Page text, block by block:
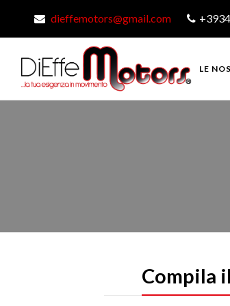
dieffemotors@gmail.com
LE
Compila